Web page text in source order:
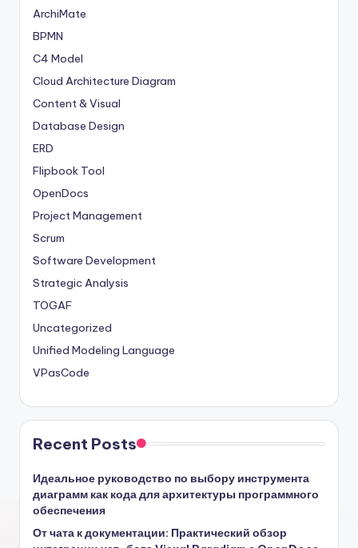
ArchiMate
BPMN
C4 Model
Cloud Architecture Diagram
Content & Visual
Database Design
ERD
Flipbook Tool
OpenDocs
Project Management
Scrum
Software Development
Strategic Analysis
TOGAF
Uncategorized
Unified Modeling Language
VPasCode
Recent Posts
Идеальное руководство по выбору инструмента
диаграмм как кода для архитектуры программного
обеспечения
От чата к документации: Практический обзор